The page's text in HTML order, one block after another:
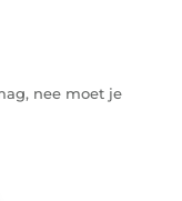
nee moet je